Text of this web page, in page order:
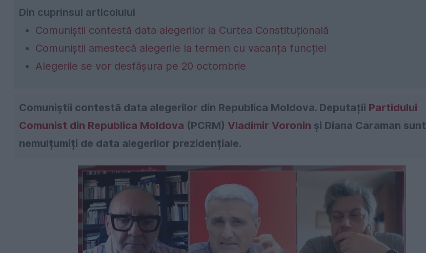
Din cuprinsul articolului
Comuniștii contestă data alegerilor la Curtea Constituțională
Comuniștii amestecă alegerile la termen cu vacanța funcției
Alegerile se vor desfășura pe 20 octombrie
Comuniștii contestă data alegerilor din Republica Moldova. Deputații Partidului
Comunist din Republica Moldova (PCRM) Vladimir Voronin și Diana Caraman sunt
nemulțumiți de data alegerilor prezidențiale.